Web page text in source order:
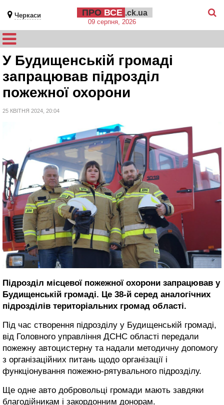
Черкаси ПРО ВСЕ .ck.ua
09 серпня, 2026
У Будищенській громаді
запрацював підрозділ
пожежної охорони
25 КВІТНЯ 2024, 20:04
Підрозділ місцевої пожежної охорони запрацював у
Будищенській громаді. Це 38-й серед аналогічних
підрозділів територіальних громад області.
Під час створення підрозділу у Будищенській громаді,
від Головного управління ДСНС області передали
пожежну автоцистерну та надали методичну допомогу
з організаційних питань щодо організації і
функціонування пожежно-рятувального підрозділу.
Ще одне авто добровольці громади мають завдяки
благодійникам і закордонним донорам.